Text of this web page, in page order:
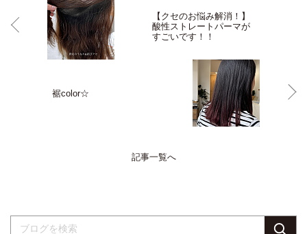
【クセのお悩み解消！】
酸性ストレートパーマが
すごいです！！
裾color☆
記事一覧へ